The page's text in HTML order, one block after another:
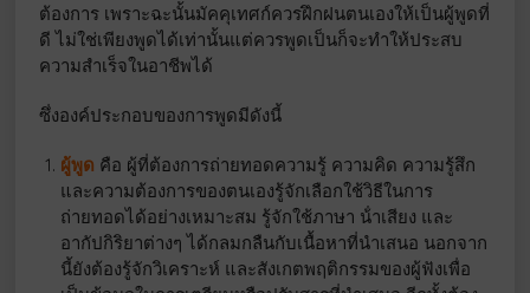
ต้องการ เพราะฉะนั้นมัคคุเทศก์ควรฝึกฝนตนเองให้เป็นผู้พูดที่
ดี ไม่ใช่เพียงพูดได้เท่านั้นแต่ควรพูดเป็นก็จะทําให้ประสบ
ความสำเร็จในอาชีพได้
ซึ่งองค์ประกอบของการพูดมีดังนี้
ผู้พูด คือ ผู้ที่ต้องการถ่ายทอดความรู้ ความคิด ความรู้สึก
และความต้องการของตนเองรู้จักเลือกใช้วิธีในการ
ถ่ายทอดได้อย่างเหมาะสม รู้จักใช้ภาษา น้ําเสียง และ
อากัปกิริยาต่างๆ ได้กลมกลืนกับเนื้อหาที่นําเสนอ นอกจาก
นี้ยังต้องรู้จักวิเคราะห์ และสังเกตพฤติกรรมของผู้ฟังเพื่อ